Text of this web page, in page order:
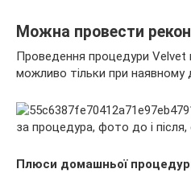
Можна провести
Проведення процедури Velvet
можливо тільки при наявному
Плюси домашньої